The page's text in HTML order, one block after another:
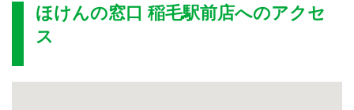
ほけんの窓口 稲毛駅前店へのアクセ
ス